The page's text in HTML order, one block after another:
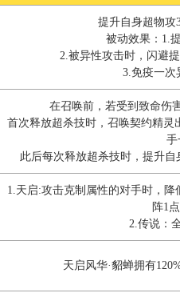
提升自身超物攻
被动效果：1.
2.被异性攻击时，闪避
3.免疫一次
在召唤前，若受到致命伤
首次释放超杀技时，召唤契约精灵
手
此后每次释放超杀技时，提升
1.天启:攻击克制属性的对手时，
阵1
2.传说：
天启风华·貂蝉拥有